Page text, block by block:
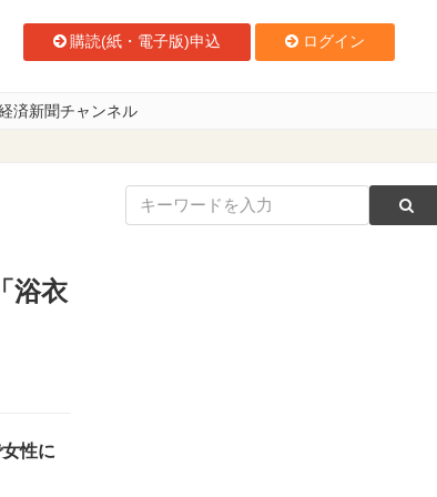
購読(紙・電子版)申込 ログイン
済新聞チャンネル
浴衣
性に